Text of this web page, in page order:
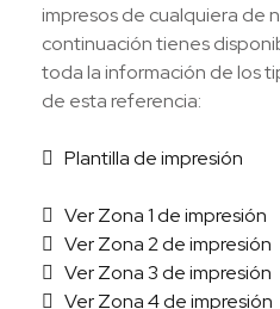
impresos de cualquiera de
continuación tienes
toda la información de los
de esta referencia:
Plantilla de impresión
Ver Zona 1 de impresión
Ver Zona 2 de impresión
Ver Zona 3 de impresión
Ver Zona 4 de impresión